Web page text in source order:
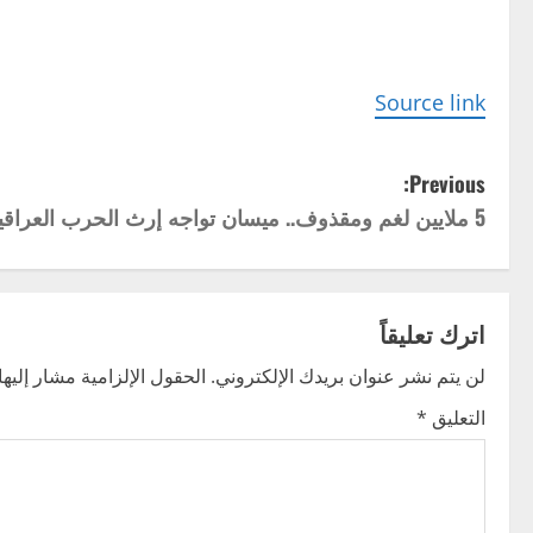
Source link
P
o
s
t
n
a
Previous:
5 ملايين لغم ومقذوف.. ميسان تواجه إرث الحرب العراقية الإيرانية
اترك تعليقاً
لن يتم نشر عنوان بريدك الإلكتروني. الحقول الإلزامية مشار
التعليق *